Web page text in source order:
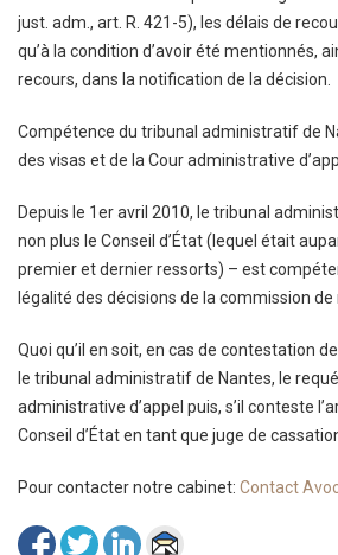
just. adm., art. R. 421-5), les délais de
qu’à la condition d’avoir été mentionnés,
recours, dans la notification de la décision.
Compétence du tribunal administratif de
des visas et de la Cour administrative
Depuis le 1er avril 2010, le tribunal
non plus le Conseil d’État (lequel était
premier et dernier ressorts) – est
légalité des décisions de la commission de
Quoi qu’il en soit, en cas de contestation
le tribunal administratif de Nantes, le
administrative d’appel puis, s’il conteste
Conseil d’État en tant que juge de
Pour contacter notre cabinet: Contact